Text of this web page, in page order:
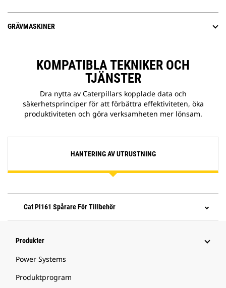
GRÄVMASKINER
KOMPATIBLA TEKNIKER OCH
TJÄNSTER
Dra nytta av Caterpillars kopplade data och
säkerhetsprinciper för att förbättra effektiviteten, öka
produktiviteten och göra verksamheten mer lönsam.
HANTERING AV UTRUSTNING
Cat Pl161 Spårare För Tillbehör
Produkter
Power Systems
Produktprogram